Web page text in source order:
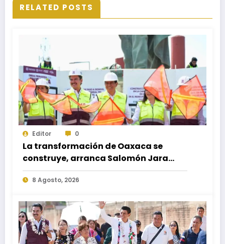
RELATED POSTS
Editor 0
La transformación de Oaxaca se
construye, arranca Salomón Jara
obra del paso a desnivel en la
carretera federal 190 kilómetro 184 +
8 Agosto, 2026